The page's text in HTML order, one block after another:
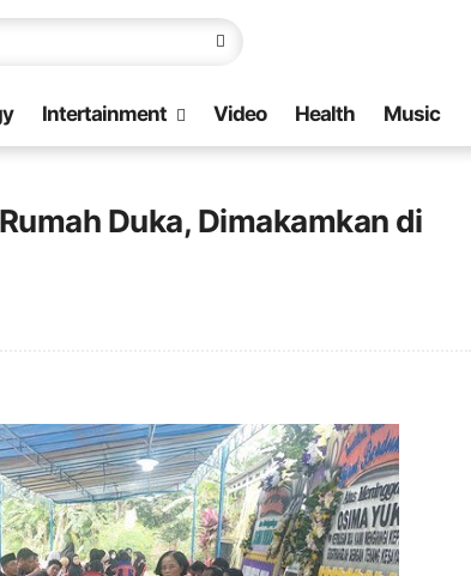
Intertainment Video Health Music
Duka, Dimakamkan di